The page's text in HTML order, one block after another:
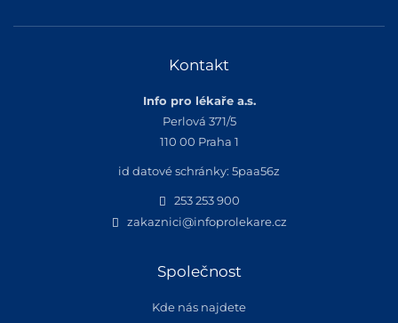
Kontakt
Info pro lékaře a.s.
Perlová 371/5
110 00 Praha 1
id datové schránky: 5paa56z
253 253 900
zakaznici@infoprolekare.cz
Společnost
Kde nás najdete